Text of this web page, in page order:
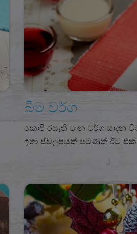
බීම වර්ග
කෝපි රසැති පාන වර්ග සාදන
ඉතා ස්වල්පයක් පමණක් ඊට